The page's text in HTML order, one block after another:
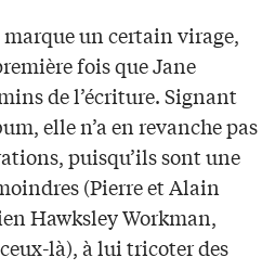
un certain virage,
fois que Jane
de l’écriture. Signant
elle n’a en revanche pas
puisqu’ils sont une
(Pierre et Alain
Hawksley Workman,
là), à lui tricoter des